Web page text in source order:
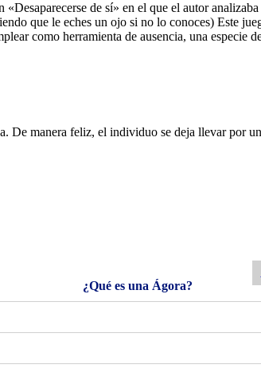
de sí» en el que el autor
que le eches un ojo si no lo conoces) Este
como herramienta de ausencia, una especie
manera feliz, el individuo se deja llevar por
¿Qué es una Ágora?